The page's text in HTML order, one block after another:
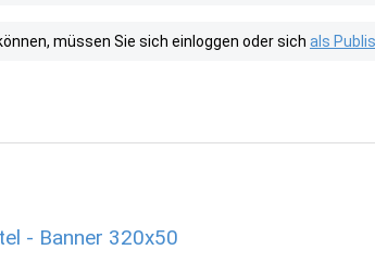
müssen Sie sich einloggen oder sich als
- Banner 320x50